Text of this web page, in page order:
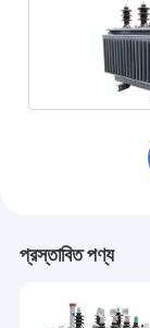
প্রস্তাবিত পণ্য